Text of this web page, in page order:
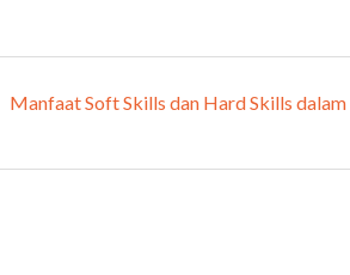
Manfaat Soft Skills dan Hard Skills